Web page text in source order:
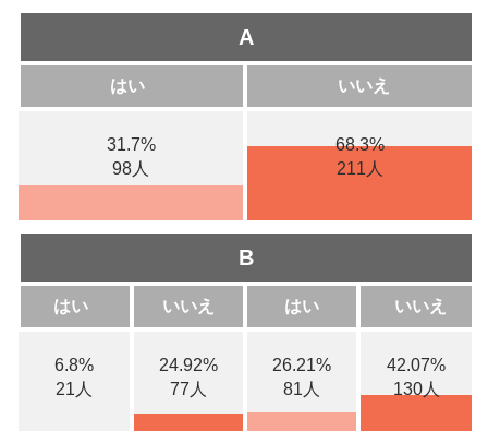
A
はい いいえ
31.7%
98人
68.3%
211人
B
はい いいえ はい いいえ
6.8%
21人
24.92%
77人
26.21%
81人
42.07%
130人